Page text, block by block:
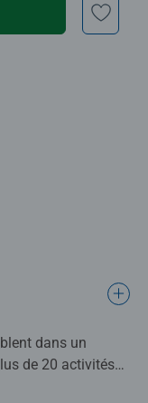
dans un
de 20 activités